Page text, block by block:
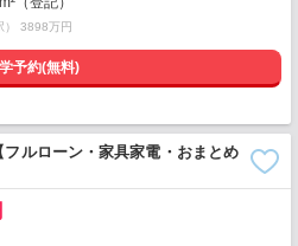
） 3898万円
予約(無料)
ルローン・家具家電・おまとめ